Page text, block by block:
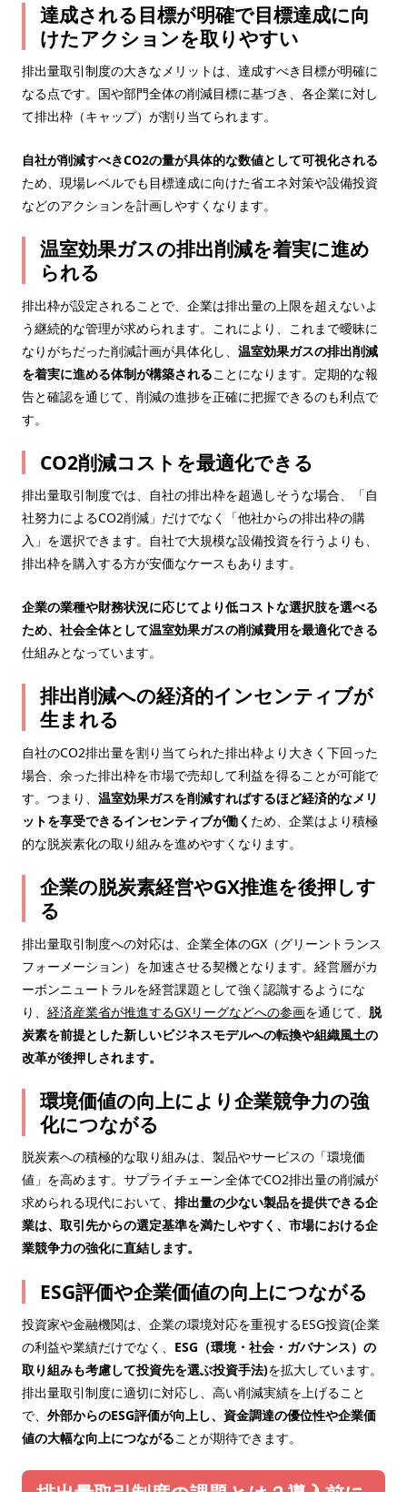
達成される目標が明確で目標達成に向
けたアクションを取りやすい
排出量取引制度の大きなメリットは、達成すべき目標が明確に
なる点です。国や部門全体の削減目標に基づき、各企業に対し
て排出枠（キャップ）が割り当てられます。
自社が削減すべきCO2の量が具体的な数値として可視化される
ため、現場レベルでも目標達成に向けた省エネ対策や設備投資
などのアクションを計画しやすくなります。
温室効果ガスの排出削減を着実に進め
られる
排出枠が設定されることで、企業は排出量の上限を超えないよ
う継続的な管理が求められます。これにより、これまで曖昧に
なりがちだった削減計画が具体化し、 温室効果ガスの排出削減
を着実に進める体制が構築されることになります。定期的な報
告と確認を通じて、削減の進捗を正確に把握できるのも利点で
す。
CO2削減コストを最適化できる
排出量取引制度では、自社の排出枠を超過しそうな場合、「自
社努力によるCO2削減」だけでなく「他社からの排出枠の購
入」を選択できます。自社で大規模な設備投資を行うよりも、
排出枠を購入する方が安価なケースもあります。
企業の業種や財務状況に応じてより低コストな選択肢を選べる
ため、社会全体として温室効果ガスの削減費用を最適化できる
仕組みとなっています。
排出削減への経済的インセンティブが
生まれる
自社のCO2排出量を割り当てられた排出枠より大きく下回った
場合、余った排出枠を市場で売却して利益を得ることが可能で
す。つまり、 温室効果ガスを削減すればするほど経済的なメリ
ットを享受できるインセンティブが働く ため、企業はより積極
的な脱炭素化の取り組みを進めやすくなります。
企業の脱炭素経営やGX推進を後押しす
る
排出量取引制度への対応は、企業全体のGX（グリーントランス
フォーメーション）を加速させる契機となります。経営層がカ
ーボンニュートラルを経営課題として強く認識するようにな
り、 経済産業省が推進するGXリーグなどへの参画を通じて、 脱
炭素を前提とした新しいビジネスモデルへの転換や組織風土の
改革が後押しされます。
環境価値の向上により企業競争力の強
化につながる
脱炭素への積極的な取り組みは、製品やサービスの「環境価
値」を高めます。サプライチェーン全体でCO2排出量の削減が
求められる現代において、 排出量の少ない製品を提供できる企
業は、取引先からの選定基準を満たしやすく、市場における企
業競争力の強化に直結します。
ESG評価や企業価値の向上につながる
投資家や金融機関は、企業の環境対応を重視するESG投資(企業
の利益や業績だけでなく、 ESG（環境・社会・ガバナンス）の
取り組みも考慮して投資先を選ぶ投資手法)を拡大しています。
排出量取引制度に適切に対応し、高い削減実績を上げること
で、 外部からのESG評価が向上し、資金調達の優位性や企業価
値の大幅な向上につながることが期待できます。